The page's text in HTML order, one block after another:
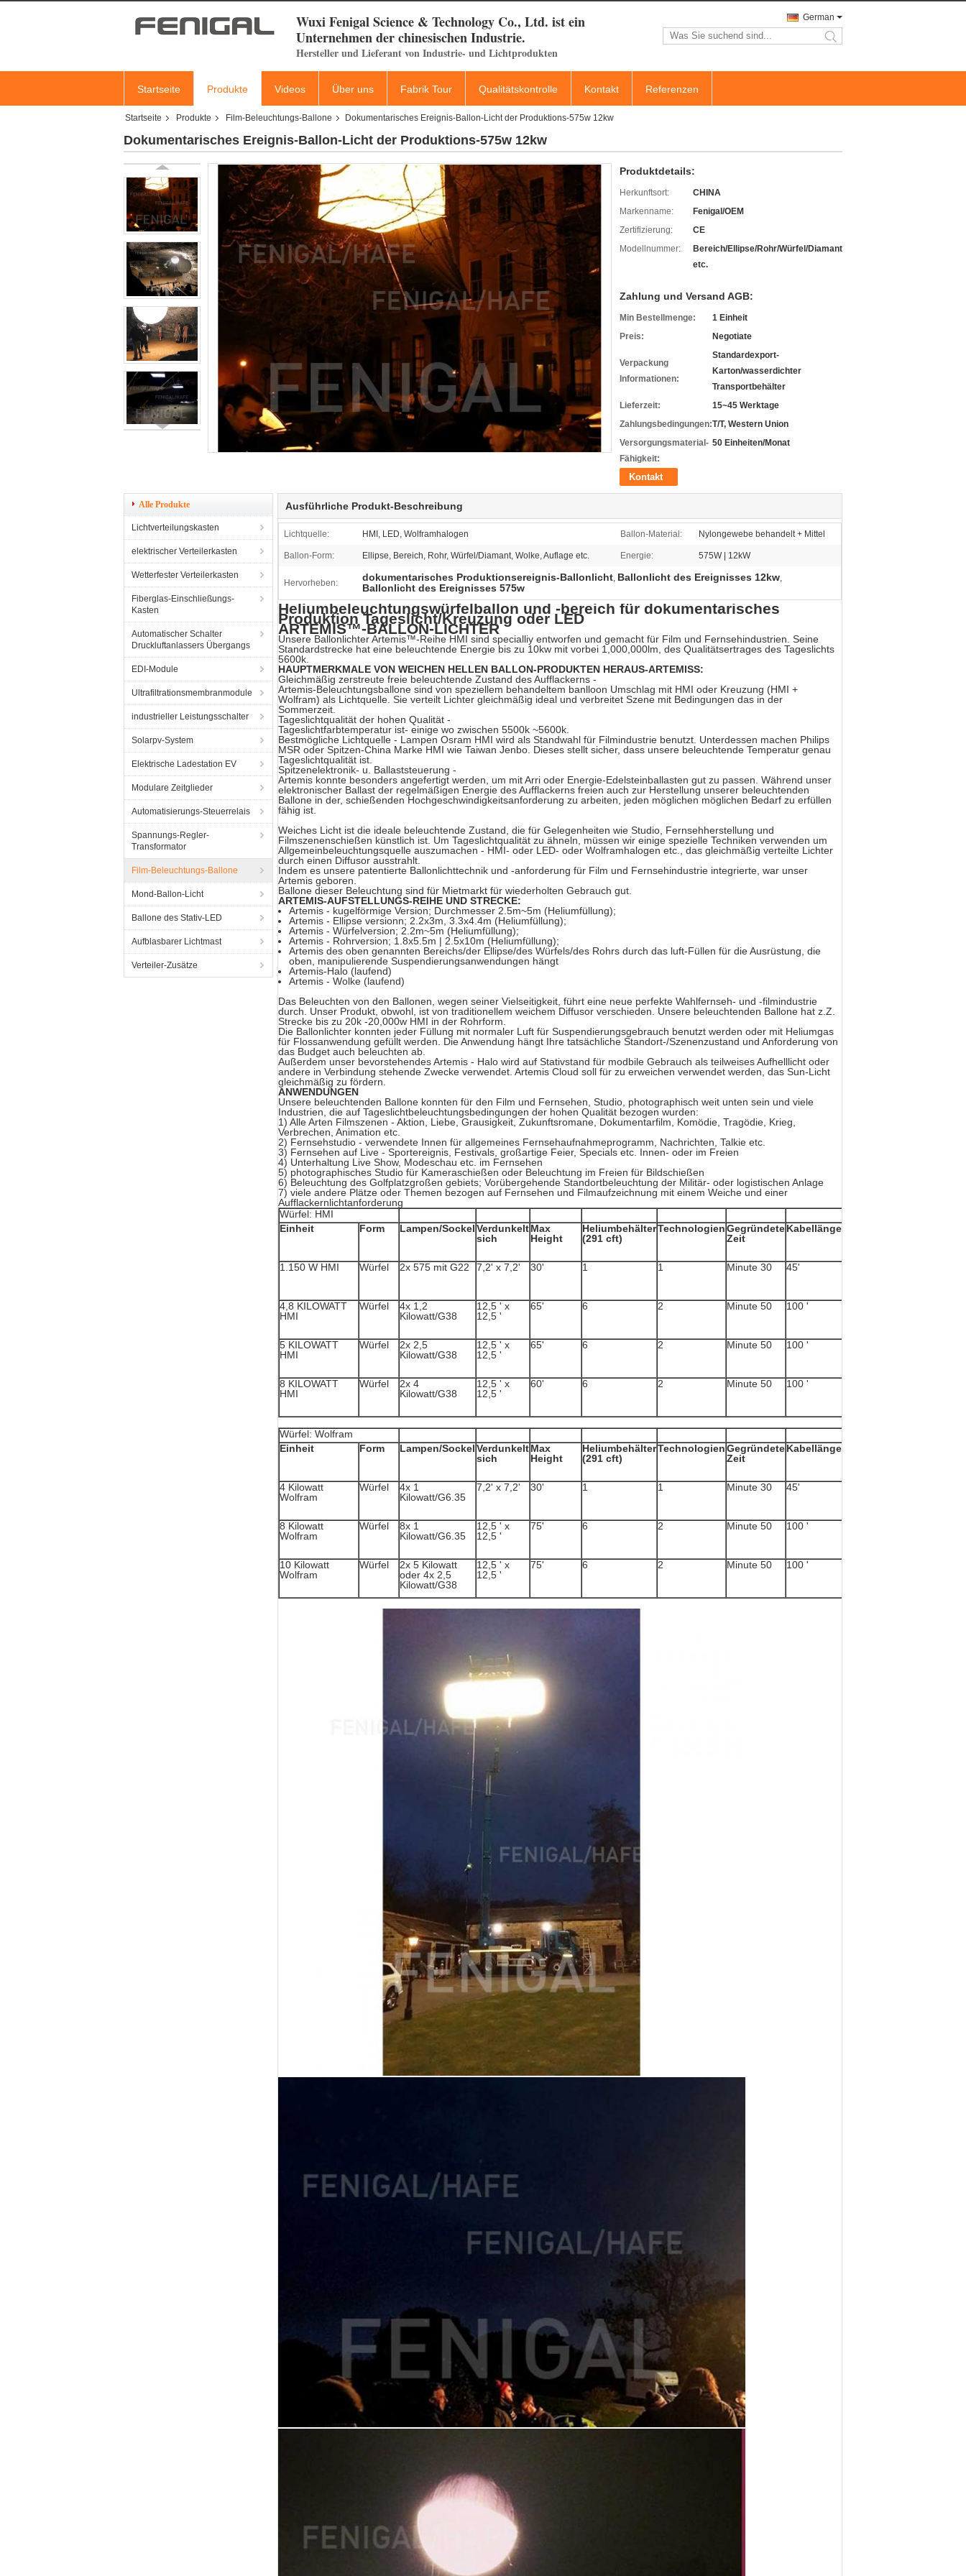
Wuxi Fenigal Science & Technology Co., Ltd. ist ein
Unternehmen der chinesischen Industrie.
Hersteller und Lieferant von Industrie- und Lichtprodukten
German
search
Startseite Produkte Videos Über uns Fabrik Tour Qualitätskontrolle Kontakt Referenzen
Startseite Produkte Film-Beleuchtungs-Ballone Dokumentarisches Ereignis-Ballon-Licht der Produktions-575w 12kw
Dokumentarisches Ereignis-Ballon-Licht der Produktions-575w 12kw
Produktdetails:
Herkunftsort:
CHINA
Markenname:
Fenigal/OEM
Zertifizierung:
CE
Modellnummer:
Bereich/Ellipse/Rohr/Würfel/Diamant
etc.
Zahlung und Versand AGB:
Min Bestellmenge:
1 Einheit
Preis:
Negotiate
Verpackung
Informationen:
Standardexport-
Karton/wasserdichter
Transportbehälter
Lieferzeit:
15~45 Werktage
Zahlungsbedingungen:T/T, Western Union
Versorgungsmaterial-
Fähigkeit:
50 Einheiten/Monat
Kontakt
Alle Produkte
Lichtverteilungskasten
elektrischer Verteilerkasten
Wetterfester Verteilerkasten
Fiberglas-Einschließungs-
Kasten
Automatischer Schalter
Druckluftanlassers Übergangs
EDI-Module
Ultrafiltrationsmembranmodule
industrieller Leistungsschalter
Solarpv-System
Elektrische Ladestation EV
Modulare Zeitglieder
Automatisierungs-Steuerrelais
Spannungs-Regler-
Transformator
Film-Beleuchtungs-Ballone
Mond-Ballon-Licht
Ballone des Stativ-LED
Aufblasbarer Lichtmast
Verteiler-Zusätze
Ausführliche Produkt-Beschreibung
Lichtquelle: HMI, LED, Wolframhalogen Ballon-Material: Nylongewebe behandelt + Mittel
Ballon-Form: Ellipse, Bereich, Rohr, Würfel/Diamant, Wolke, Auflage etc. Energie: 575W | 12kW
Hervorheben: dokumentarisches Produktionsereignis-Ballonlicht, Ballonlicht des Ereignisses 12kw,
Ballonlicht des Ereignisses 575w
Heliumbeleuchtungswürfelballon und -bereich für dokumentarisches
Produktion Tageslicht/Kreuzung oder LED
ARTEMIS™-BALLON-LICHTER
Unsere Ballonlichter Artemis™-Reihe HMI sind specialliy entworfen und gemacht für Film und Fernsehindustrien. Seine
Standardstrecke hat eine beleuchtende Energie bis zu 10kw mit vorbei 1,000,000lm, des Qualitätsertrages des Tageslichts
5600k.
HAUPTMERKMALE VON WEICHEN HELLEN BALLON-PRODUKTEN HERAUS-ARTEMISS:
Gleichmäßig zerstreute freie beleuchtende Zustand des Aufflackerns -
Artemis-Beleuchtungsballone sind von speziellem behandeltem banlloon Umschlag mit HMI oder Kreuzung (HMI +
Wolfram) als Lichtquelle. Sie verteilt Lichter gleichmäßig ideal und verbreitet Szene mit Bedingungen das in der
Sommerzeit.
Tageslichtqualität der hohen Qualität -
Tageslichtfarbtemperatur ist- einige wo zwischen 5500k ~5600k.
Bestmögliche Lichtquelle - Lampen Osram HMI wird als Standwahl für Filmindustrie benutzt. Unterdessen machen Philips
MSR oder Spitzen-China Marke HMI wie Taiwan Jenbo. Dieses stellt sicher, dass unsere beleuchtende Temperatur genau
Tageslichtqualität ist.
Spitzenelektronik- u. Ballaststeuerung -
Artemis konnte besonders angefertigt werden, um mit Arri oder Energie-Edelsteinballasten gut zu passen. Während unser
elektronischer Ballast der regelmäßigen Energie des Aufflackerns freien auch zur Herstellung unserer beleuchtenden
Ballone in der, schießenden Hochgeschwindigkeitsanforderung zu arbeiten, jeden möglichen möglichen Bedarf zu erfüllen
fähig ist.
Weiches Licht ist die ideale beleuchtende Zustand, die für Gelegenheiten wie Studio, Fernsehherstellung und
Filmszenenschießen künstlich ist. Um Tageslichtqualität zu ähneln, müssen wir einige spezielle Techniken verwenden um
Allgemeinbeleuchtungsquelle auszumachen - HMI- oder LED- oder Wolframhalogen etc., das gleichmäßig verteilte Lichter
durch einen Diffusor ausstrahlt.
Indem es unsere patentierte Ballonlichttechnik und -anforderung für Film und Fernsehindustrie integrierte, war unser
Artemis geboren.
Ballone dieser Beleuchtung sind für Mietmarkt für wiederholten Gebrauch gut.
ARTEMIS-AUFSTELLUNGS-REIHE UND STRECKE:
Artemis - kugelförmige Version; Durchmesser 2.5m~5m (Heliumfüllung);
Artemis - Ellipse versionn; 2.2x3m, 3.3x4.4m (Heliumfüllung);
Artemis - Würfelversion; 2.2m~5m (Heliumfüllung);
Artemis - Rohrversion; 1.8x5.5m | 2.5x10m (Heliumfüllung);
Artemis des oben genannten Bereichs/der Ellipse/des Würfels/des Rohrs durch das luft-Füllen für die Ausrüstung, die
oben, manipulierende Suspendierungsanwendungen hängt
Artemis-Halo (laufend)
Artemis - Wolke (laufend)
Das Beleuchten von den Ballonen, wegen seiner Vielseitigkeit, führt eine neue perfekte Wahlfernseh- und -filmindustrie
durch. Unser Produkt, obwohl, ist von traditionellem weichem Diffusor verschieden. Unsere beleuchtenden Ballone hat z.Z.
Strecke bis zu 20k -20,000w HMI in der Rohrform.
Die Ballonlichter konnten jeder Füllung mit normaler Luft für Suspendierungsgebrauch benutzt werden oder mit Heliumgas
für Flossanwendung gefüllt werden. Die Anwendung hängt Ihre tatsächliche Standort-/Szenenzustand und Anforderung von
das Budget auch beleuchten ab.
Außerdem unser bevorstehendes Artemis - Halo wird auf Stativstand für modbile Gebrauch als teilweises Aufhelllicht oder
andere in Verbindung stehende Zwecke verwendet. Artemis Cloud soll für zu erweichen verwendet werden, das Sun-Licht
gleichmäßig zu fördern.
ANWENDUNGEN
Unsere beleuchtenden Ballone konnten für den Film und Fernsehen, Studio, photographisch weit unten sein und viele
Industrien, die auf Tageslichtbeleuchtungsbedingungen der hohen Qualität bezogen wurden:
1) Alle Arten Filmszenen - Aktion, Liebe, Grausigkeit, Zukunftsromane, Dokumentarfilm, Komödie, Tragödie, Krieg,
Verbrechen, Animation etc.
2) Fernsehstudio - verwendete Innen für allgemeines Fernsehaufnahmeprogramm, Nachrichten, Talkie etc.
3) Fernsehen auf Live - Sportereignis, Festivals, großartige Feier, Specials etc. Innen- oder im Freien
4) Unterhaltung Live Show, Modeschau etc. im Fernsehen
5) photographisches Studio für Kameraschießen oder Beleuchtung im Freien für Bildschießen
6) Beleuchtung des Golfplatzgroßen gebiets; Vorübergehende Standortbeleuchtung der Militär- oder logistischen Anlage
7) viele andere Plätze oder Themen bezogen auf Fernsehen und Filmaufzeichnung mit einem Weiche und einer
Aufflackernlichtanforderung
Würfel: HMI
Einheit
Form Lampen/SockelVerdunkelt
sich
Max
Height
Heliumbehälter
(291 cft)
TechnologienGegründete
Zeit
Kabellänge
1.150 W HMI Würfel 2x 575 mit G22 7,2' x 7,2' 30' 1 1 Minute 30 45'
4,8 KILOWATT
HMI
Würfel
4x 1,2
Kilowatt/G38
12,5 ' x
12,5 '
65' 6 2 Minute 50 100 '
5 KILOWATT
HMI
Würfel
2x 2,5
Kilowatt/G38
12,5 ' x
12,5 '
65' 6 2 Minute 50 100 '
8 KILOWATT
HMI
Würfel
2x 4
Kilowatt/G38
12,5 ' x
12,5 '
60' 6 2 Minute 50 100 '
Würfel: Wolfram
Einheit
Form Lampen/SockelVerdunkelt
sich
Max
Height
Heliumbehälter
(291 cft)
TechnologienGegründete
Zeit
Kabellänge
4 Kilowatt
Wolfram
Würfel
4x 1
Kilowatt/G6.35
7,2' x 7,2' 30' 1 1 Minute 30 45'
8 Kilowatt
Wolfram
Würfel
8x 1
Kilowatt/G6.35
12,5 ' x
12,5 '
75' 6 2 Minute 50 100 '
10 Kilowatt
Wolfram
Würfel
2x 5 Kilowatt
oder 4x 2,5
Kilowatt/G38
12,5 ' x
12,5 '
75' 6 2 Minute 50 100 '